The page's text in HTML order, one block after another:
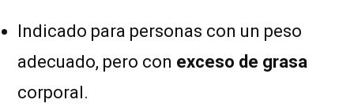
Indicado para personas con un peso
adecuado, pero con exceso de grasa
corporal.